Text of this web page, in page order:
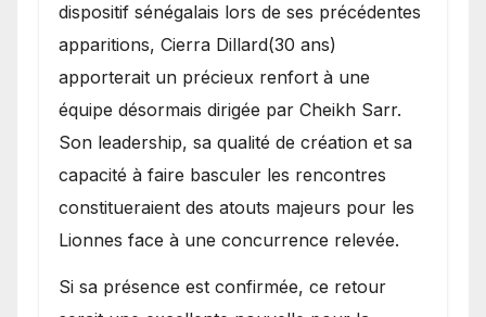
dispositif sénégalais lors de ses précédentes
apparitions, Cierra Dillard(30 ans)
apporterait un précieux renfort à une
équipe désormais dirigée par Cheikh Sarr.
Son leadership, sa qualité de création et sa
capacité à faire basculer les rencontres
constitueraient des atouts majeurs pour les
Lionnes face à une concurrence relevée.
Si sa présence est confirmée, ce retour